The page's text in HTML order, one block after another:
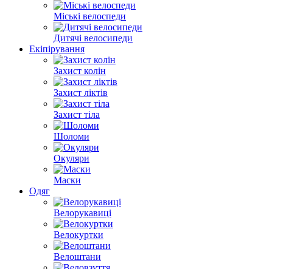
Міські велоспеди
Дитячі велосипеди
Екіпірування
Захист колін
Захист ліктів
Захист тіла
Шоломи
Окуляри
Маски
Одяг
Велорукавиці
Велокуртки
Велоштани